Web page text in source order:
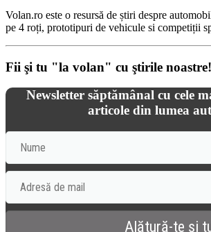
Volan.ro este o resursă de știri despre
pe 4 roți, prototipuri de vehicule si competiții
Fii şi tu "la volan" cu ştirile noastre!
Newsletter săptămânal cu cele
articole din lumea